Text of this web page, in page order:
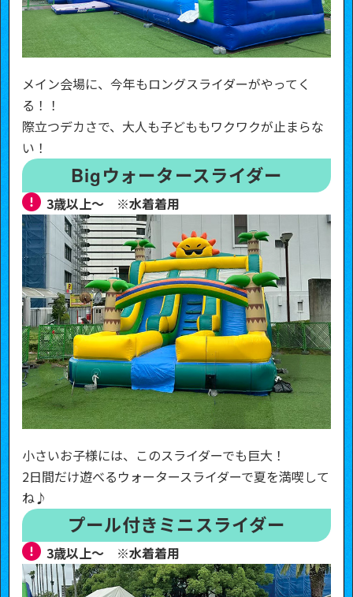
メイン会場に、今年もロングスライダーがやってく
る！！
際立つデカさで、大人も子どももワクワクが止まらな
い！
Bigウォータースライダー
3歳以上～ ※水着着用
小さいお子様には、このスライダーでも巨大！
2日間だけ遊べるウォータースライダーで夏を満喫して
ね♪
プール付きミニスライダー
3歳以上～ ※水着着用